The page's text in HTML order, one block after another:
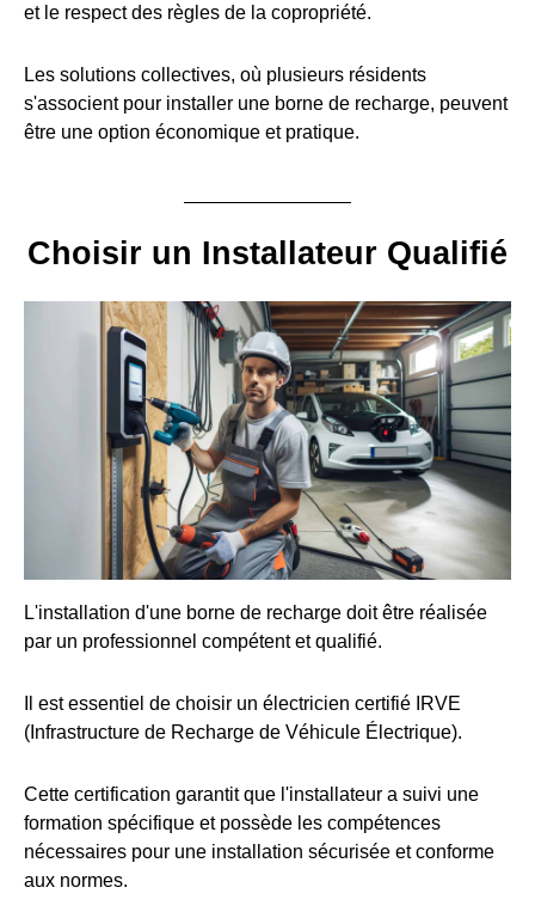
et le respect des règles de la copropriété.
Les solutions collectives, où plusieurs résidents
s'associent pour installer une borne de recharge, peuvent
être une option économique et pratique.
Choisir un Installateur Qualifié
L'installation d'une borne de recharge doit être réalisée
par un professionnel compétent et qualifié.
Il est essentiel de choisir un électricien certifié IRVE
(Infrastructure de Recharge de Véhicule Électrique).
Cette certification garantit que l'installateur a suivi une
formation spécifique et possède les compétences
nécessaires pour une installation sécurisée et conforme
aux normes.